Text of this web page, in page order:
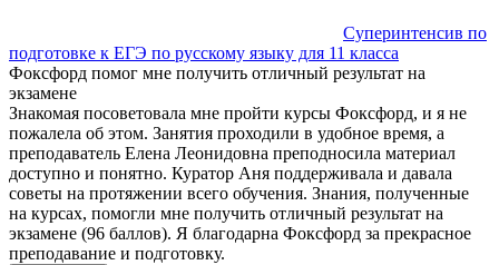
Суперинтенсив по
подготовке к ЕГЭ по русскому языку для 11 класса
Фоксфорд помог мне получить отличный результат на
экзамене
Знакомая посоветовала мне пройти курсы Фоксфорд, и я не
пожалела об этом. Занятия проходили в удобное время, а
преподаватель Елена Леонидовна преподносила материал
доступно и понятно. Куратор Аня поддерживала и давала
советы на протяжении всего обучения. Знания, полученные
на курсах, помогли мне получить отличный результат на
экзамене (96 баллов). Я благодарна Фоксфорд за прекрасное
преподавание и подготовку.